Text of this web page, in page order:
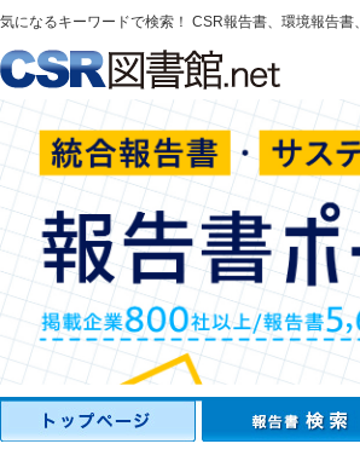
気になるキーワードで検索！ CSR報告書、環境報告書